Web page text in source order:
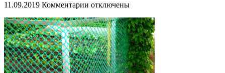
11.09.2019 Комментарии к
Пластиковые
заборы:
сфера
использования
отключены